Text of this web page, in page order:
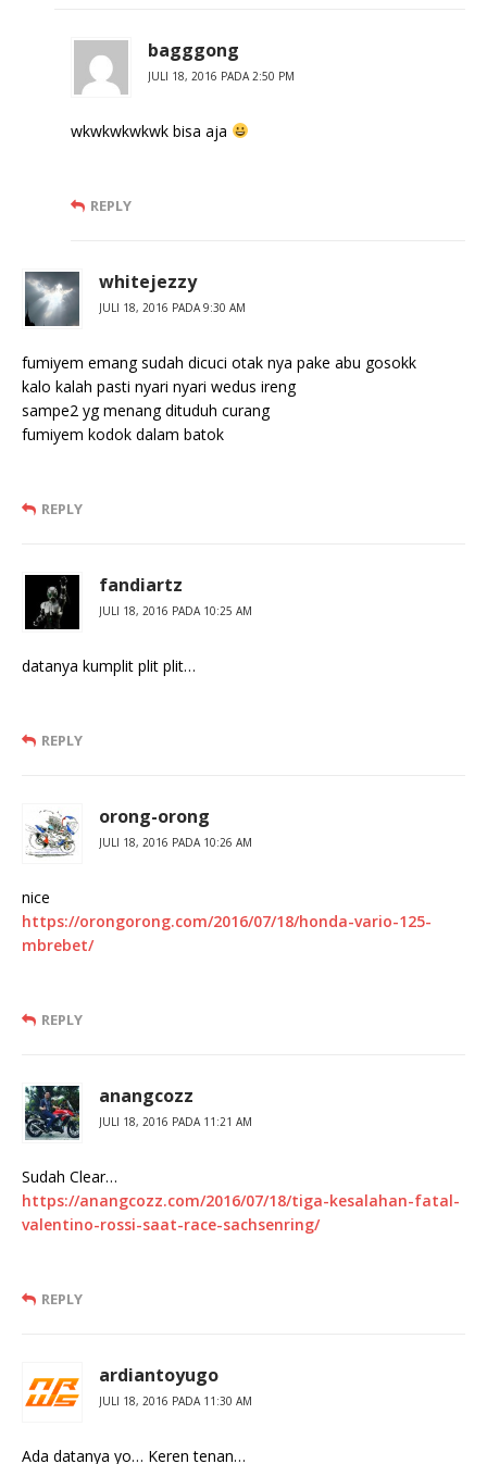
bagggong
JULI 18, 2016 PADA 2:50 PM
wkwkwkwkwk bisa aja
REPLY
whitejezzy
JULI 18, 2016 PADA 9:30 AM
fumiyem emang sudah dicuci otak nya pake abu gosokk
kalo kalah pasti nyari nyari wedus ireng
sampe2 yg menang dituduh curang
fumiyem kodok dalam batok
REPLY
fandiartz
JULI 18, 2016 PADA 10:25 AM
datanya kumplit plit plit…
REPLY
orong-orong
JULI 18, 2016 PADA 10:26 AM
nice
https://orongorong.com/2016/07/18/honda-vario-125-
mbrebet/
REPLY
anangcozz
JULI 18, 2016 PADA 11:21 AM
Sudah Clear…
https://anangcozz.com/2016/07/18/tiga-kesalahan-fatal-
valentino-rossi-saat-race-sachsenring/
REPLY
ardiantoyugo
JULI 18, 2016 PADA 11:30 AM
Ada datanya yo… Keren tenan…